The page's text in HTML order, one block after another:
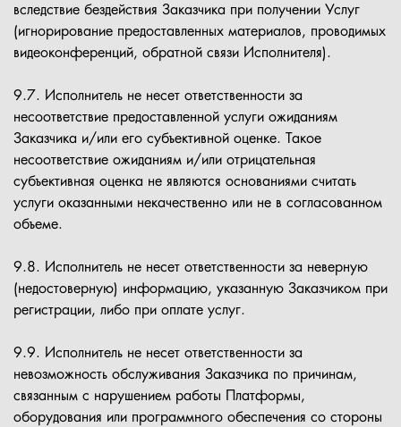
вследствие бездействия Заказчика при получении Услуг
(игнорирование предоставленных материалов, проводимых
видеоконференций, обратной связи Исполнителя).
9.7. Исполнитель не несет ответственности за
несоответствие предоставленной услуги ожиданиям
Заказчика и/или его субъективной оценке. Такое
несоответствие ожиданиям и/или отрицательная
субъективная оценка не являются основаниями считать
услуги оказанными некачественно или не в согласованном
объеме.
9.8. Исполнитель не несет ответственности за неверную
(недостоверную) информацию, указанную Заказчиком при
регистрации, либо при оплате услуг.
9.9. Исполнитель не несет ответственности за
невозможность обслуживания Заказчика по причинам,
связанным с нарушением работы Платформы,
оборудования или программного обеспечения со стороны